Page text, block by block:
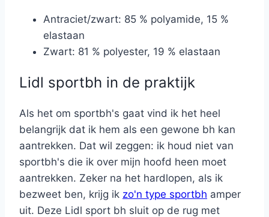
Antraciet/zwart: 85 % polyamide, 15 %
elastaan
Zwart: 81 % polyester, 19 % elastaan
Lidl sportbh in de praktijk
Als het om sportbh's gaat vind ik het heel
belangrijk dat ik hem als een gewone bh kan
aantrekken. Dat wil zeggen: ik houd niet van
sportbh's die ik over mijn hoofd heen moet
aantrekken. Zeker na het hardlopen, als ik
bezweet ben, krijg ik zo'n type sportbh amper
uit. Deze Lidl sport bh sluit op de rug met